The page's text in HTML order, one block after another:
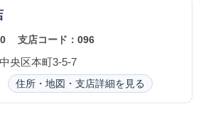
支店コード：096
央区本町3-5-7
住所・地図・支店詳細を見る